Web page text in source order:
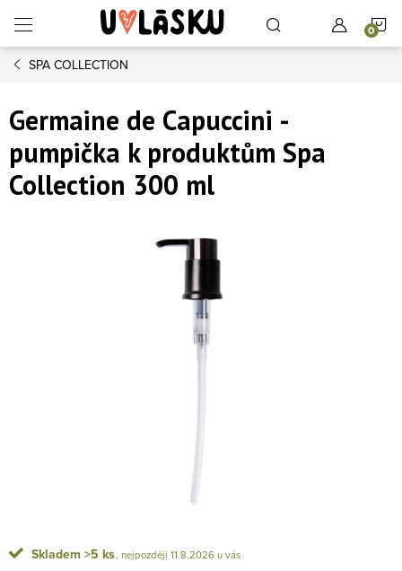
SPA COLLECTION
Germaine de Capuccini -
pumpička k produktům Spa
Collection 300 ml
Skladem >5 ks 11.8.2026